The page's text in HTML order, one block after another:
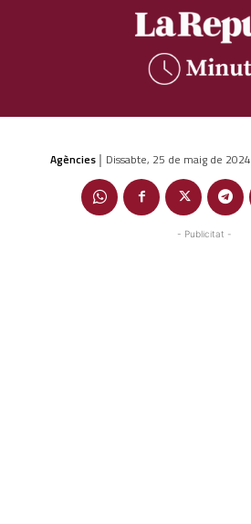
Agències | Dissabte, 25 de maig de 2024
- Publicitat -